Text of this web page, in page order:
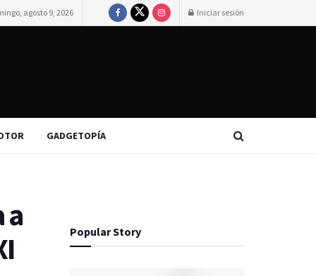
agosto 9, 2026 Iniciar sesión
GADGETOPÍA
a
Popular Story